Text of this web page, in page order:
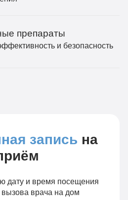
препараты
и безопасность
запись на
дату и время посещения
вызова врача на дом